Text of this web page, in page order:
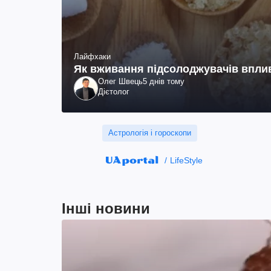
Лайфхаки
Як вживання підсолоджувачів
Олег Швець5 днів тому
Дієтолог
Астрологія і гороскопи
LifeStyle
Інші новини